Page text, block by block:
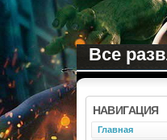
Все
НАВИГАЦИЯ
Главная